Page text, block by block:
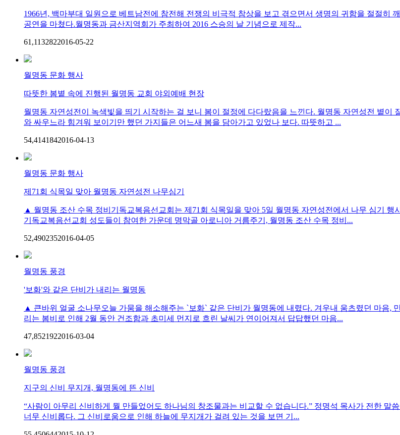
1966년, 백마부대 일원으로 베트남전에 참전해 전쟁의 비극적 참상을 보고 겪으면서 생명의 귀함을 절절히
공연을 마쳤다.월명동과 금산지역회가 주최하여 2016 스승의 날 기념으로 제작...
61,1132822016-05-22
월명동 문화 행사
따뜻한 봄볕 속에 진행된 월명동 교회 야외예배 현장
월명동 자연성전이 녹색빛을 띄기 시작하는 걸 보니 봄이 절정에 다다랐음을 느낀다. 월명동 자연성전 볕이
와 싸우느라 힘겨워 보이기만 했던 가지들은 어느새 봄을 담아가고 있었나 보다. 따뜻하고 ...
54,4141842016-04-13
월명동 문화 행사
제71회 식목일 맞아 월명동 자연성전 나무심기
▲ 월명동 조산 수목 정비기독교복음선교회는 제71회 식목일을 맞아 5일 월명동 자연성전에서 나무 심기
기독교복음선교회 성도들이 참여한 가운데 명막골 아로니아 거름주기, 월명동 조산 수목 정비...
52,4902352016-04-05
월명동 풍경
'보화'와 같은 단비가 내리는 월명동
▲ 큰바위 얼굴 소나무오늘 가뭄을 해소해주는 `보화` 같은 단비가 월명동에 내렸다. 겨우내 움츠렸던 마음,
리는 봄비로 인해 2월 동안 건조함과 초미세 먼지로 흐린 날씨가 연이어져서 답답했던 마음...
47,8521922016-03-04
월명동 풍경
지구의 신비 무지개, 월명동에 뜬 신비
“사람이 아무리 신비하게 뭘 만들었어도 하나님의 창조물과는 비교할 수 없습니다.” 정명석 목사가 전한 말
너무 신비롭다. 그 신비로움으로 인해 하늘에 무지개가 걸려 있는 것을 보면 기...